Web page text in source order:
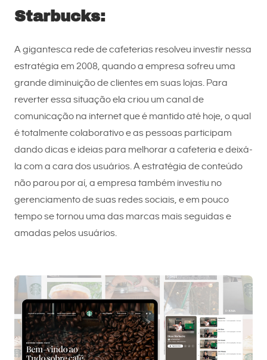
Starbucks:
A gigantesca rede de cafeterias resolveu investir nessa
estratégia em 2008, quando a empresa sofreu uma
grande diminuição de clientes em suas lojas. Para
reverter essa situação ela criou um canal de
comunicação na internet que é mantido até hoje, o qual
é totalmente colaborativo e as pessoas participam
dando dicas e ideias para melhorar a cafeteria e deixá-
la com a cara dos usuários. A estratégia de conteúdo
não parou por aí, a empresa também investiu no
gerenciamento de suas redes sociais, e em pouco
tempo se tornou uma das marcas mais seguidas e
amadas pelos usuários.